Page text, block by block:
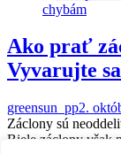
Ako prať
Vyvarujte
greensun_pp2.
Záclony sú
Biele záclony však